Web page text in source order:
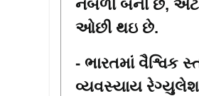
નબળી બની છે,
ઓછી થઇ છે.
- ભારતમાં વૈશ્વિક
વ્યવસ્યાય